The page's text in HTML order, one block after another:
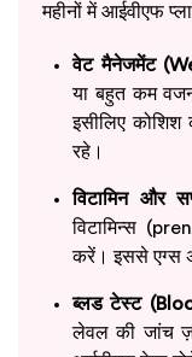
महीनों में आईवीएफ
वेट मैनेजमेंट
या बहुत कम
इसीलिए
रहे।
विटामिन और
विटामिन्स
करें। इससे एग्स
ब्लड टेस्ट
लेवल की जांच